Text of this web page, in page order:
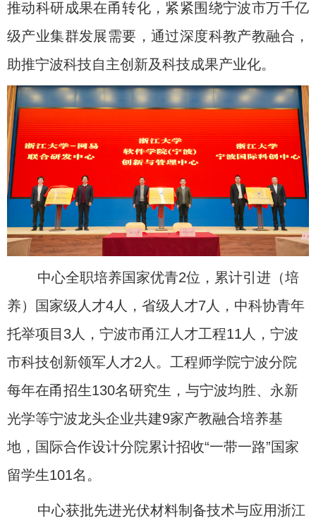
推动科研成果在甬转化，紧紧围绕宁波市万千亿
级产业集群发展需要，通过深度科教产教融合，
助推宁波科技自主创新及科技成果产业化。
中心全职培养国家优青2位，累计引进（培
养）国家级人才4人，省级人才7人，中科协青年
托举项目3人，宁波市甬江人才工程11人，宁波
市科技创新领军人才2人。工程师学院宁波分院
每年在甬招生130名研究生，与宁波均胜、永新
光学等宁波龙头企业共建9家产教融合培养基
地，国际合作设计分院累计招收“一带一路”国家
留学生101名。
中心获批先进光伏材料制备技术与应用浙江